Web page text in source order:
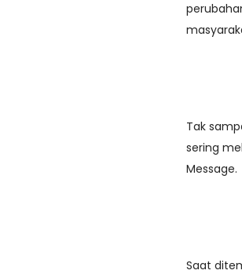
Tak
sering
Message.
Saat